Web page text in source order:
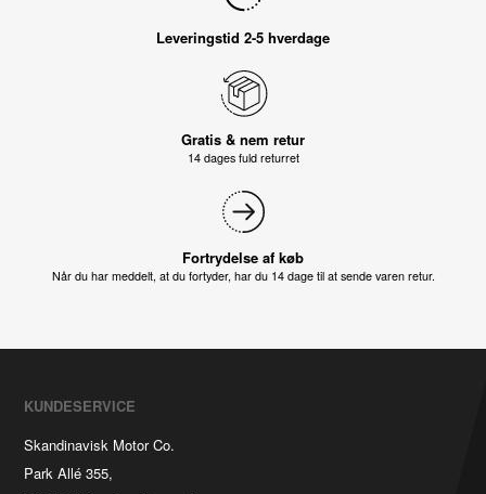
Leveringstid 2-5 hverdage
Gratis & nem retur
14 dages fuld returret
Fortrydelse af køb
Når du har meddelt, at du fortyder, har du 14 dage til at sende varen retur.
KUNDESERVICE
Skandinavisk Motor Co.
Park Allé 355,